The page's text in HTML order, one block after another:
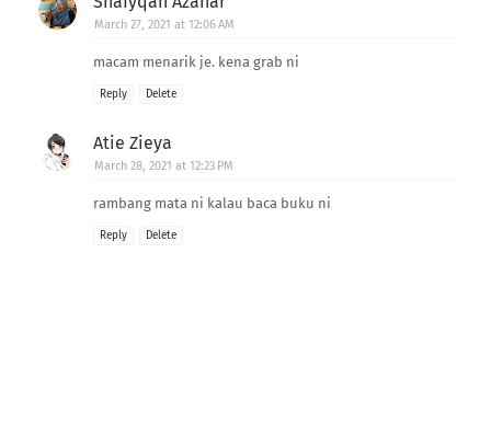
March 27, 2021 at 12:06 AM
macam menarik je. kena grab ni
Reply Delete
Atie Zieya
March 28, 2021 at 12:23 PM
rambang mata ni kalau baca buku ni
Reply Delete